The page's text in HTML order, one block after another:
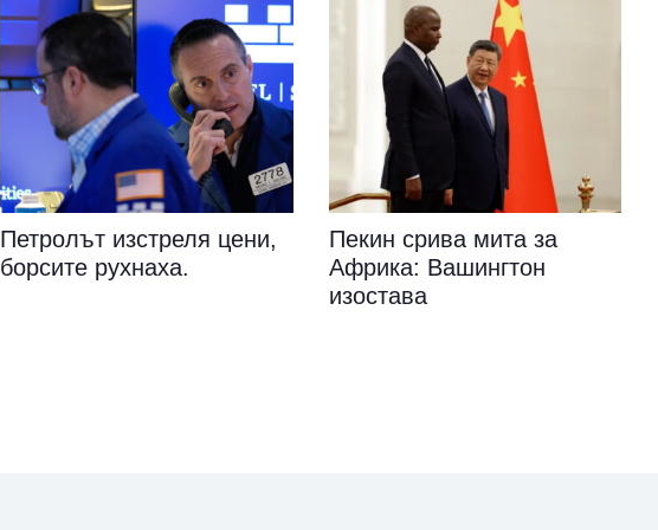
Петролът изстреля цени,
борсите рухнаха.
Пекин срива мита за
Африка: Вашингтон
изостава